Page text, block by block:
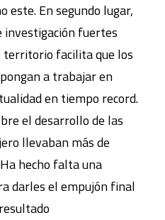
este. En segundo lugar,
investigación fuertes
facilita que los
a trabajar en
en tiempo record.
el desarrollo de las
llevaban más de
hecho falta una
darles el empujón final